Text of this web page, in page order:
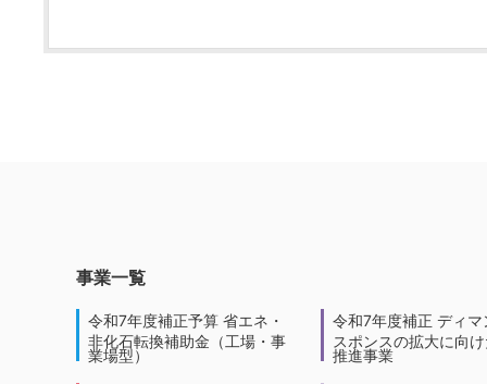
事業一覧
令和7年度補正予算 省エネ・
非化石転換補助金（工場・事
業場型）
令和7年度補正 ディマ
スポンスの拡大に向
推進事業